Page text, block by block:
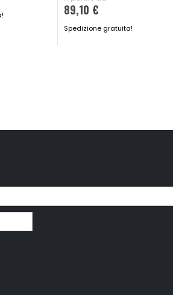
89,10 €
Spedizione gratuita!